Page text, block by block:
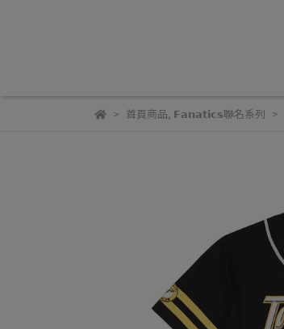
首頁商品, 𝗙𝗮𝗻𝗮𝘁𝗶𝗰𝘀聯名系列